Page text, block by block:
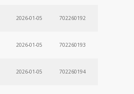
2026-01-05 702260192
2026-01-05 702260193
2026-01-05 702260194